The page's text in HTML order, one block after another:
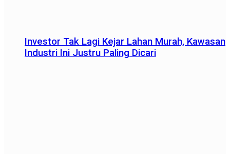
Investor Tak Lagi Kejar Lahan Murah, Kawasan
Industri Ini Justru Paling Dicari